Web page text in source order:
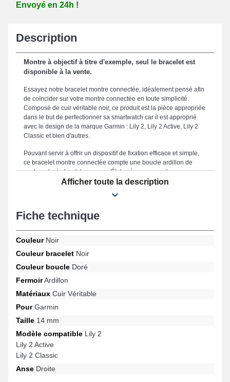
Envoyé en 24h !
Description
Montre à objectif à titre d'exemple, seul le bracelet est
disponible à la vente.
Essayez notre bracelet montre connectée, idéalement pensé afin
de coïncider sur votre montre connectée en toute simplicité.
Composé de cuir véritable noir, ce produit est la pièce appropriée
dans le but de perfectionner sa smartwatch car il est approprié
avec le design de la marque Garmin : Lily 2, Lily 2 Active, Lily 2
Classic et bien d'autres.
Pouvant servir à offrir un dispositif de fixation efficace et simple,
ce bracelet montre connectée compte une boucle ardillon de
couleur dorée haut de gamme. Élaboré pour garantir une
expérience utilisateur optimale et une esthétique raffinée, ce
bracelet montre 14mm constitue une option parfaite en vue d'en
intemporel de ce type de bracelet pour montre cible
simplicité et confort, ce bracelet pour montre est conçu pour
répondre aux impératifs des amateurs de mode. Ce bracelet
ardillon de très bonne facture, ainsi que sa polyvalence pour des
gabarits variés comme : Lily 2 Classic, Lily 2 Active, Lily 2 entre
14mm Garmin s'adapte intégralement à une sélection étendue de
modèles de la marque.
Afficher toute la description
Fiche technique
CouleurNoir
Couleur bracelet Noir
Couleur boucle Doré
FermoirArdillon
Matériaux Cuir Véritable
PourGarmin
Taille 14 mm
Modèle compatible Lily 2
Lily 2 Active
Lily 2 Classic
Anse Droite